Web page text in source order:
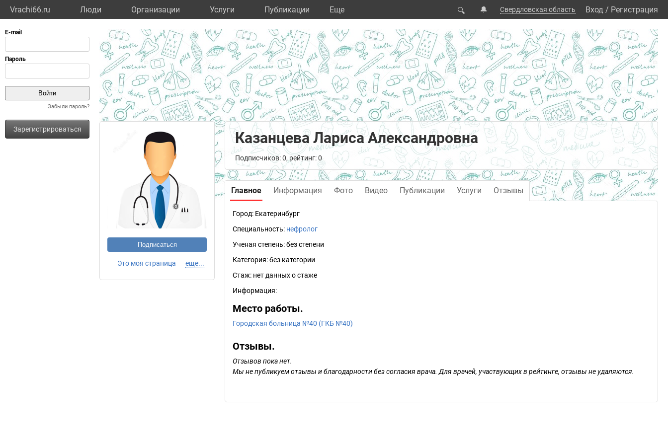
Vrachi66.ru Люди Организации Услуги Публикации Eще 🔍 🔔 Свердловская область Вход / Регистрация
Забыли пароль?
Зарегистрироваться
Подписаться
Это моя страница еще...
Казанцева Лариса Александровна
Подписчиков: 0, рейтинг: 0
Главное Информация Фото Видео Публикации Услуги Отзывы
Город: Екатеринбург
Специальность: нефролог
Ученая степень:без степени
Категория:без категории
Стаж: нет данных о стаже
Информация:
Место работы.
Городская больница №40 (ГКБ №40)
Отзывы.
Отзывов пока нет.
Мы не публикуем отзывы и благодарности без согласия врача. Для врачей, участвующих в рейтинге, отзывы не удаляются.